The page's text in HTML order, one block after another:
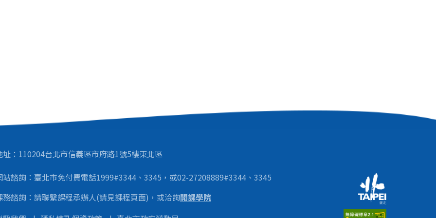
址：110204台北市信義區市府路1號5樓東北區
站諮詢：臺北市免付費電話1999#3344、3345，或02-27208889#3344、3345
務諮詢：請聯繫課程承辦人(請見課程頁面)，或洽詢開課學院